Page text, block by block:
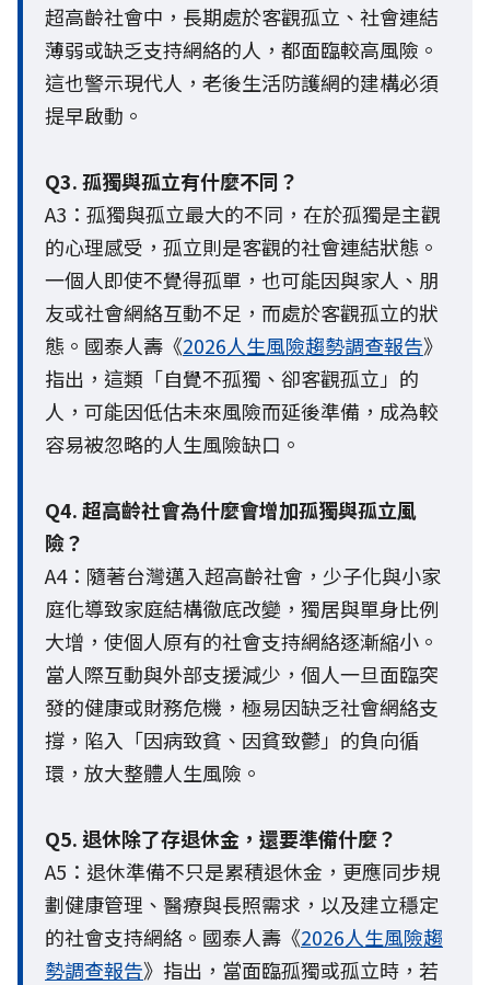
超高齡社會中，長期處於客觀孤立、社會連結
薄弱或缺乏支持網絡的人，都面臨較高風險。
這也警示現代人，老後生活防護網的建構必須
提早啟動。
Q3. 孤獨與孤立有什麼不同？
A3：孤獨與孤立最大的不同，在於孤獨是主觀
的心理感受，孤立則是客觀的社會連結狀態。
一個人即使不覺得孤單，也可能因與家人、朋
友或社會網絡互動不足，而處於客觀孤立的狀
態。國泰人壽《2026人生風險趨勢調查報告》
指出，這類「自覺不孤獨、卻客觀孤立」的
人，可能因低估未來風險而延後準備，成為較
容易被忽略的人生風險缺口。
Q4. 超高齡社會為什麼會增加孤獨與孤立風
險？
A4：隨著台灣邁入超高齡社會，少子化與小家
庭化導致家庭結構徹底改變，獨居與單身比例
大增，使個人原有的社會支持網絡逐漸縮小。
當人際互動與外部支援減少，個人一旦面臨突
發的健康或財務危機，極易因缺乏社會網絡支
撐，陷入「因病致貧、因貧致鬱」的負向循
環，放大整體人生風險。
Q5. 退休除了存退休金，還要準備什麼？
A5：退休準備不只是累積退休金，更應同步規
劃健康管理、醫療與長照需求，以及建立穩定
的社會支持網絡。國泰人壽《2026人生風險趨
勢調查報告》指出，當面臨孤獨或孤立時，若